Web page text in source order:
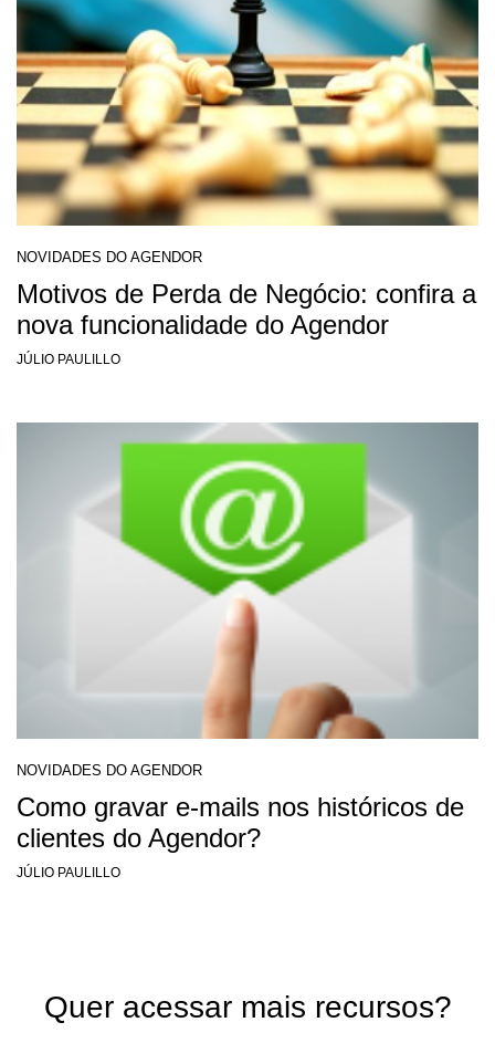
NOVIDADES DO AGENDOR
Motivos de Perda de Negócio: confira a
nova funcionalidade do Agendor
JÚLIO PAULILLO
NOVIDADES DO AGENDOR
Como gravar e-mails nos históricos de
clientes do Agendor?
JÚLIO PAULILLO
Quer acessar mais recursos?